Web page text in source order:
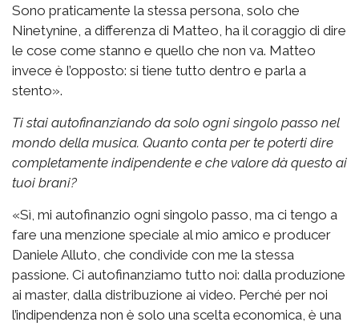
Sono praticamente la stessa persona, solo che
Ninetynine, a differenza di Matteo, ha il coraggio di dire
le cose come stanno e quello che non va. Matteo
invece è l’opposto: si tiene tutto dentro e parla a
stento».
Ti stai autofinanziando da solo ogni singolo passo nel
mondo della musica. Quanto conta per te poterti dire
completamente indipendente e che valore dà questo ai
tuoi brani?
«Sì, mi autofinanzio ogni singolo passo, ma ci tengo a
fare una menzione speciale al mio amico e producer
Daniele Alluto, che condivide con me la stessa
passione. Ci autofinanziamo tutto noi: dalla produzione
ai master, dalla distribuzione ai video. Perché per noi
l’indipendenza non è solo una scelta economica, è una